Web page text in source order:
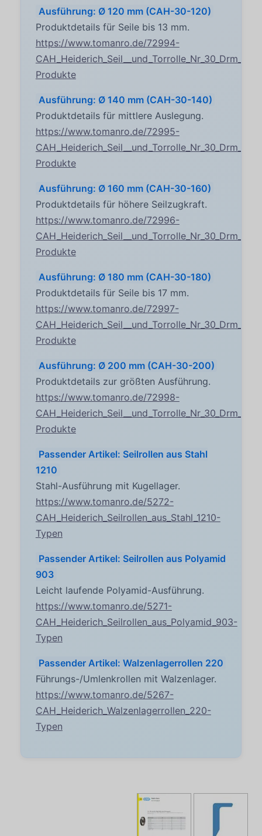
Ausführung: Ø 120 mm (CAH-30-120)
Produktdetails für Seile bis 13 mm.
https://www.tomanro.de/72994-
Produkte
Ausführung: Ø 140 mm (CAH-30-140)
Produktdetails für mittlere Auslegung.
https://www.tomanro.de/72995-
Produkte
Ausführung: Ø 160 mm (CAH-30-160)
Produktdetails für höhere Seilzugkraft.
https://www.tomanro.de/72996-
Produkte
Ausführung: Ø 180 mm (CAH-30-180)
Produktdetails für Seile bis 17 mm.
https://www.tomanro.de/72997-
Produkte
Ausführung: Ø 200 mm (CAH-30-200)
Produktdetails zur größten Ausführung.
https://www.tomanro.de/72998-
Produkte
Passender Artikel: Seilrollen aus Stahl
1210
Stahl-Ausführung mit Kugellager.
https://www.tomanro.de/5272-
CAH_Heiderich_Seilrollen_aus_Stahl_1210-
Typen
Passender Artikel: Seilrollen aus Polyamid
903
Leicht laufende Polyamid-Ausführung.
https://www.tomanro.de/5271-
CAH_Heiderich_Seilrollen_aus_Polyamid_903-
Typen
Passender Artikel: Walzenlagerrollen 220
Führungs-/Umlenkrollen mit Walzenlager.
https://www.tomanro.de/5267-
CAH_Heiderich_Walzenlagerrollen_220-
Typen